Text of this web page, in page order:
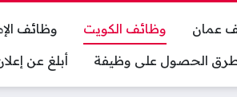
عمان وظائف الكويت
وظائف
الحصول على وظيفة أبلغ عن